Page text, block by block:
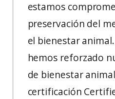
estamos
preservación del
el bienestar
hemos reforzado
de bienestar
certificación